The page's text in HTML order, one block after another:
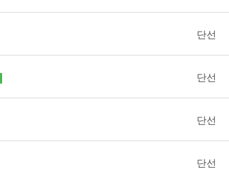
단선
단선
단선
단선